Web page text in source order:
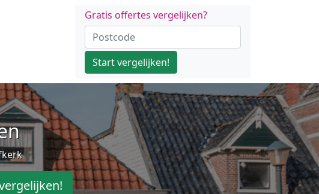
Gratis offertes vergelijken?
Start vergelijken!